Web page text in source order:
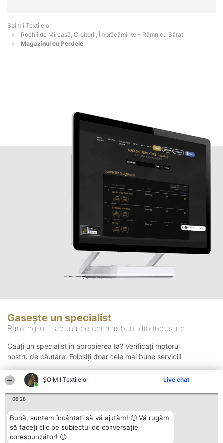
ȘOIMII Textilelor Live chat
06:28
Bună, suntem încântați să vă ajutăm! 🙂 Vă rugăm
să faceți clic pe subiectul de conversație
corespunzător! 🙂
Șoimii Textilelor
Rochii de Mireasă, Croitorii, Îmbrăcăminte - Râmnicu Sărat
Magazinul cu Perdele
Gasește un specialist
Ranking-ul îi adună pe cei mai buni din industrie
Cauți un specialist in apropierea ta? Verificați motorul
nostru de căutare. Folosiți doar cele mai bune servicii!